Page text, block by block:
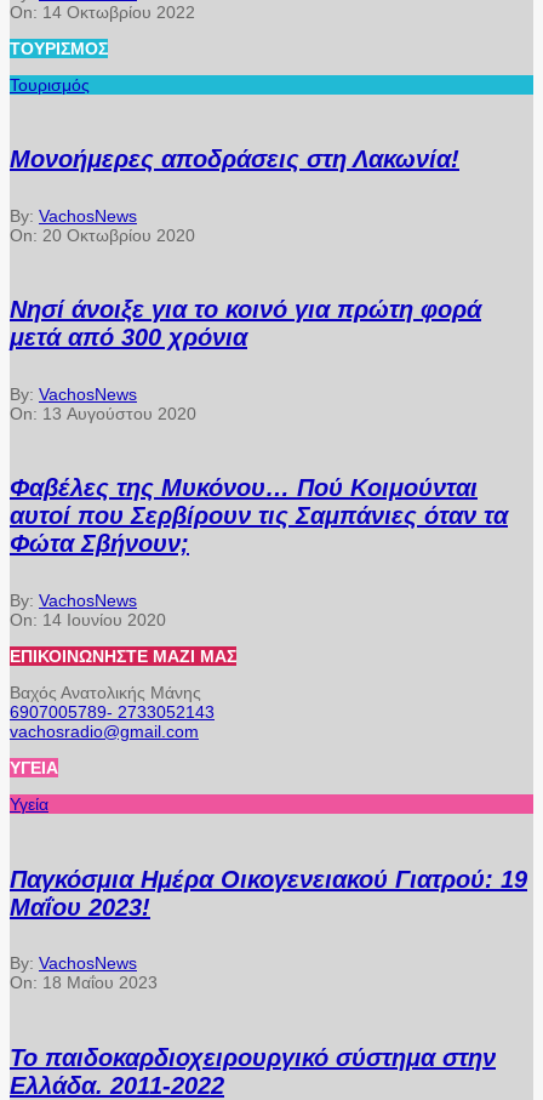
On: 14 Οκτωβρίου 2022
ΤΟΥΡΙΣΜΌΣ
Τουρισμός
Μονοήμερες αποδράσεις στη Λακωνία!
By: VachosNews
On: 20 Οκτωβρίου 2020
Νησί άνοιξε για το κοινό για πρώτη φορά
μετά από 300 χρόνια
By: VachosNews
On: 13 Αυγούστου 2020
Φαβέλες της Μυκόνου… Πού Κοιμούνται
αυτοί που Σερβίρουν τις Σαμπάνιες όταν τα
Φώτα Σβήνουν;
By: VachosNews
On: 14 Ιουνίου 2020
ΕΠΙΚΟΙΝΩΝΉΣΤΕ ΜΑΖΊ ΜΑΣ
Βαχός Ανατολικής Μάνης
6907005789- 2733052143
vachosradio@gmail.com
ΥΓΕΊΑ
Υγεία
Παγκόσμια Ημέρα Οικογενειακού Γιατρού: 19
Μαΐου 2023!
By: VachosNews
On: 18 Μαΐου 2023
Το παιδοκαρδιοχειρουργικό σύστημα στην
Ελλάδα. 2011-2022